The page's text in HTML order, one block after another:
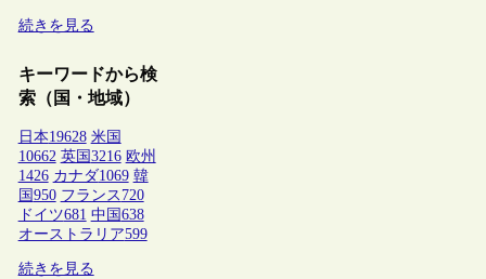
続きを見る
キーワードから検
索（国・地域）
日本19628 米国
10662 英国 3216 欧州
1426 カナダ1069 韓
国 950 フランス 720
ドイツ681 中国 638
オーストラリア599
続きを見る